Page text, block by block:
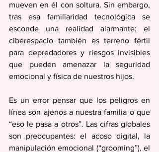
mueven en él con soltura. Sin embargo,
tras esa familiaridad tecnológica se
esconde una realidad alarmante: el
ciberespacio también es terreno fértil
para depredadores y riesgos invisibles
que pueden amenazar la seguridad
emocional y física de nuestros hijos.
Es un error pensar que los peligros en
línea son ajenos a nuestra familia o que
“eso le pasa a otros”. Las cifras globales
son preocupantes: el acoso digital, la
manipulación emocional (“grooming”), el